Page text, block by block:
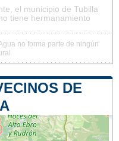
el municipio de Tubilla
tiene hermanamiento
no forma parte de ningún
DE